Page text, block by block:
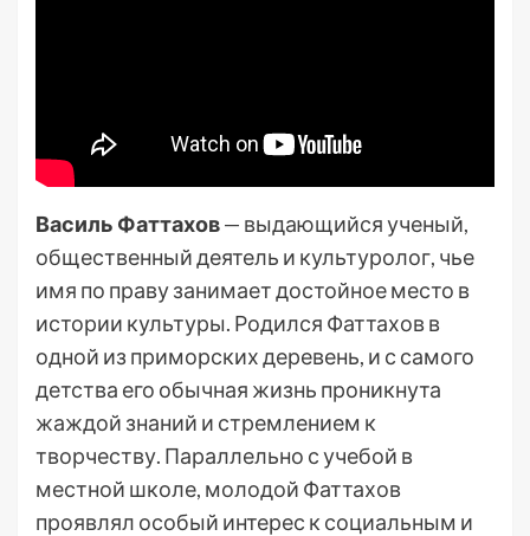
Василь Фаттахов— выдающийся ученый,
общественный деятель и культуролог, чье
имя по праву занимает достойное место в
истории культуры. Родился Фаттахов в
одной из приморских деревень, и с самого
детства его обычная жизнь проникнута
жаждой знаний и стремлением к
творчеству. Параллельно с учебой в
местной школе, молодой Фаттахов
проявлял особый интерес к социальным и